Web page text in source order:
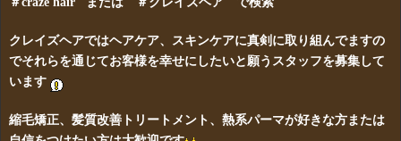
クレイズヘアではヘアケア、スキンケアに真剣に取り組んでますの
でそれらを通じてお客様を幸せにしたいと願うスタッフを募集して
います
縮毛矯正、髪質改善トリートメント、熱系パーマが好きな方または